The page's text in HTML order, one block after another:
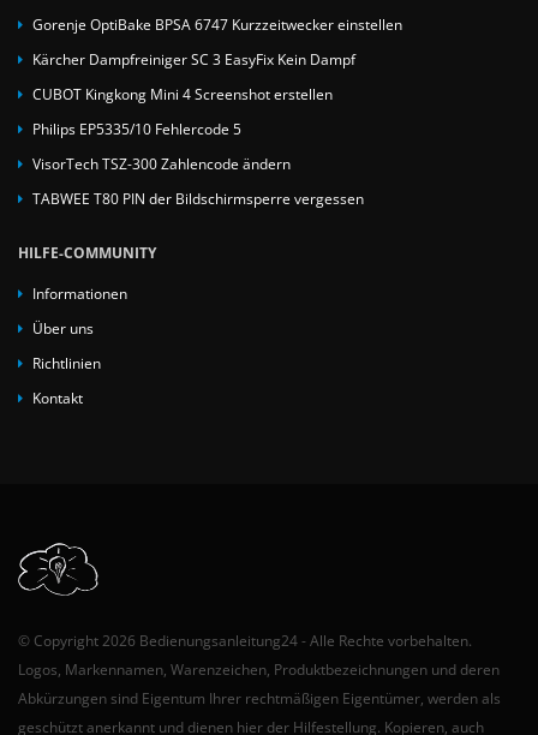
Gorenje OptiBake BPSA 6747 Kurzzeitwecker einstellen
Kärcher Dampfreiniger SC 3 EasyFix Kein Dampf
CUBOT Kingkong Mini 4 Screenshot erstellen
Philips EP5335/10 Fehlercode 5
VisorTech TSZ-300 Zahlencode ändern
TABWEE T80 PIN der Bildschirmsperre vergessen
HILFE-COMMUNITY
Informationen
Über uns
Richtlinien
Kontakt
© Copyright 2026 Bedienungsanleitung24 - Alle Rechte vorbehalten.
Logos, Markennamen, Warenzeichen, Produktbezeichnungen und deren
Abkürzungen sind Eigentum Ihrer rechtmäßigen Eigentümer, werden als
geschützt anerkannt und dienen hier der Hilfestellung. Kopieren, auch